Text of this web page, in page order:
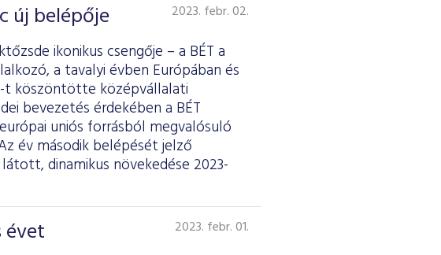
új belépője 2023. febr. 02.
ikonikus csengője – a BÉT a
a tavalyi évben Európában és
t köszöntötte középvállalati
bevezetés érdekében a BÉT
uniós forrásból megvalósuló
év második belépését jelző
dinamikus növekedése 2023-
évet 2023. febr. 01.